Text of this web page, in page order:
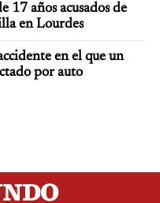
17 años acusados de
en Lourdes
en el que un
por auto